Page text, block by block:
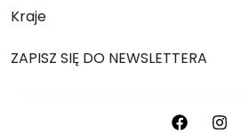
Kraje
ZAPISZ SIĘ DO NEWSLETTERA